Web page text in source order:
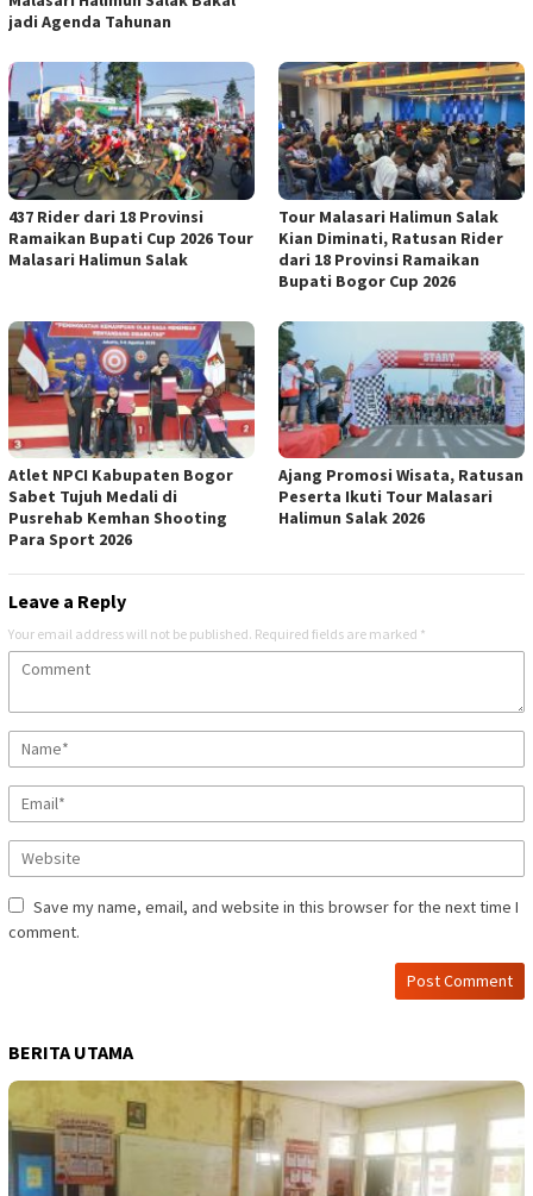
jadi Agenda Tahunan
437 Rider dari 18 Provinsi
Ramaikan Bupati Cup 2026 Tour
Malasari Halimun Salak
Tour Malasari Halimun Salak
Kian Diminati, Ratusan Rider
dari 18 Provinsi Ramaikan
Bupati Bogor Cup 2026
Atlet NPCI Kabupaten Bogor
Sabet Tujuh Medali di
Pusrehab Kemhan Shooting
Para Sport 2026
Ajang Promosi Wisata, Ratusan
Peserta Ikuti Tour Malasari
Halimun Salak 2026
Leave a Reply
Your email address will not be published. Required fields are marked *
Save my name, email, and website in this browser for the next time I
comment.
BERITA UTAMA